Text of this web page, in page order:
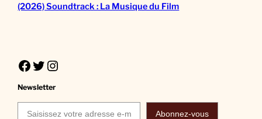
(2026) Soundtrack : La Musique du Film
Facebook Twitter Instagram
Newsletter
Saisissez votre adresse e-mail…
Abonnez-vous